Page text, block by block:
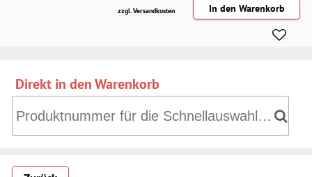
zzgl. Versandkosten
Direkt in den Warenkorb